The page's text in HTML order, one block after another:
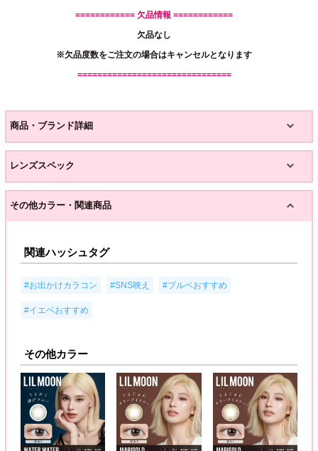
============ 欠品情報 ============
欠品なし
※欠品度数をご注文の場合はキャンセルとなります
===============================
商品・ブランド詳細
レンズスペック
その他カラー・関連商品
関連ハッシュタグ
#お出かけカラコン #SNS映え #ブルベおすすめ
#イエベおすすめ
その他カラー